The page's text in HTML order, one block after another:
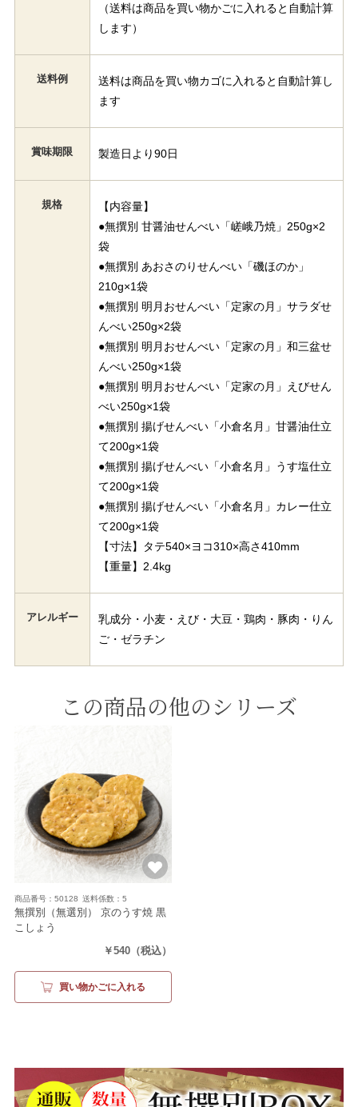
（送料は商品を買い物かごに入れると自動計算
します）
送料例
送料は商品を買い物カゴに入れると自動計算し
ます
賞味期限 製造日より90日
規格
【内容量】
●無撰別 甘醤油せんべい「嵯峨乃焼」250g×2
袋
●無撰別 あおさのりせんべい「磯ほのか」
210g×1袋
●無撰別 明月おせんべい「定家の月」サラダせ
んべい250g×2袋
●無撰別 明月おせんべい「定家の月」和三盆せ
んべい250g×1袋
●無撰別 明月おせんべい「定家の月」えびせん
べい250g×1袋
●無撰別 揚げせんべい「小倉名月」甘醤油仕立
て200g×1袋
●無撰別 揚げせんべい「小倉名月」うす塩仕立
て200g×1袋
●無撰別 揚げせんべい「小倉名月」カレー仕立
て200g×1袋
【寸法】タテ540×ヨコ310×高さ410mm
【重量】2.4kg
アレルギー
乳成分・小麦・えび・大豆・鶏肉・豚肉・りん
ご・ゼラチン
この商品の他のシリーズ
商品番号：50128 送料係数：5
無撰別（無選別） 京のうす焼 黒
こしょう
￥540 （税込）
買い物かごに入れる